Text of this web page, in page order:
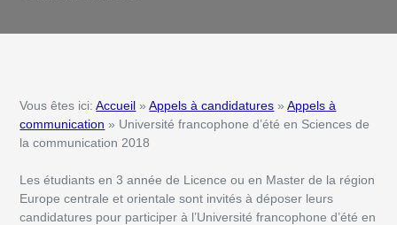
Vous êtes ici:Accueil »Appels à candidatures »Appels à
communication » Université francophone d’été en Sciences de
la communication 2018
Les étudiants en 3 année de Licence ou en Master de la région
Europe centrale et orientale sont invités à déposer leurs
candidatures pour participer à l’Université francophone d’été en